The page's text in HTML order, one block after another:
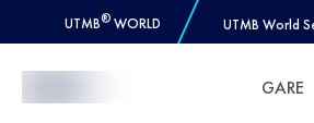
UTMB® WORLD UTMB World
GARE